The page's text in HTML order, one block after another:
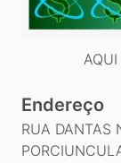
Endereço
RUA DANTAS